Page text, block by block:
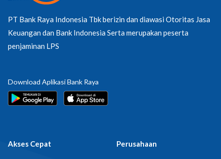
PT Bank Raya Indonesia Tbk berizin dan diawasi Otoritas Jasa
Keuangan dan Bank Indonesia Serta merupakan peserta
penjaminan LPS
Download Aplikasi Bank Raya
Akses Cepat Perusahaan